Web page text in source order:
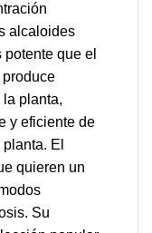
alcaloides
que el
produce
planta,
y eficiente de
El
quieren un
Su